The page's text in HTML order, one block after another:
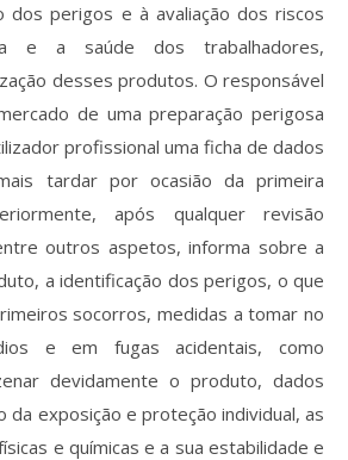
dos perigos e à avaliação dos riscos
e a saúde dos trabalhadores,
desses produtos. O responsável
de uma preparação perigosa
profissional uma ficha de dados
tardar por ocasião da primeira
após qualquer revisão
outros aspetos, informa sobre a
a identificação dos perigos, o que
socorros, medidas a tomar no
e em fugas acidentais, como
devidamente o produto, dados
da exposição e proteção individual, as
e químicas e a sua estabilidade e